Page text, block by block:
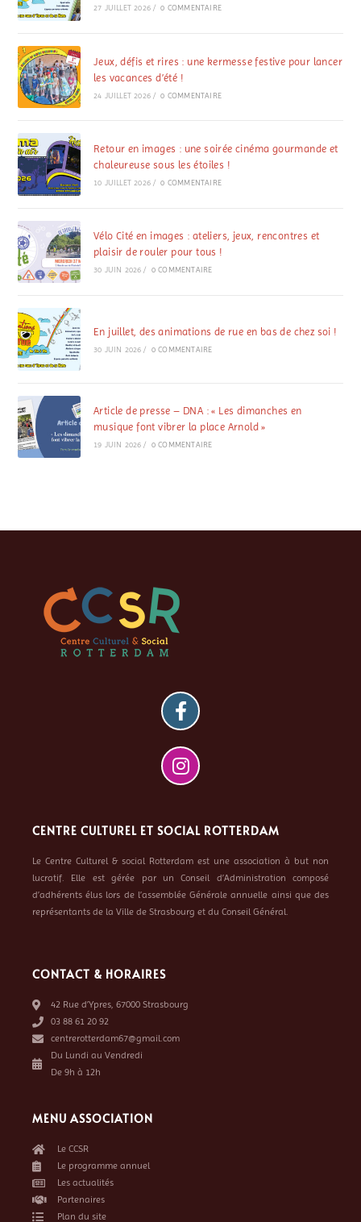
27 JUILLET 2026 / 0 COMMENTAIRE
Jeux, défis et rires : une kermesse festive pour lancer
les vacances d’été !
24 JUILLET 2026 / 0 COMMENTAIRE
Retour en images : une soirée cinéma gourmande et
chaleureuse sous les étoiles !
10 JUILLET 2026 / 0 COMMENTAIRE
Vélo Cité en images : ateliers, jeux, rencontres et
plaisir de rouler pour tous !
30 JUIN 2026 / 0 COMMENTAIRE
En juillet, des animations de rue en bas de chez soi !
30 JUIN 2026 / 0 COMMENTAIRE
Article de presse – DNA : « Les dimanches en
musique font vibrer la place Arnold »
19 JUIN 2026 / 0 COMMENTAIRE
CENTRE CULTUREL ET SOCIAL ROTTERDAM
Le Centre Culturel & social Rotterdam est une association à but non
lucratif. Elle est gérée par un Conseil d’Administration composé
d’adhérents élus lors de l’assemblée Générale annuelle ainsi que des
représentants de la Ville de Strasbourg et du Conseil Général.
CONTACT & HORAIRES
42 Rue d’Ypres, 67000 Strasbourg
03 88 61 20 92
centrerotterdam67@gmail.com
Du Lundi au Vendredi
De 9h à 12h
MENU ASSOCIATION
Le CCSR
Le programme annuel
Les actualités
Partenaires
Plan du site